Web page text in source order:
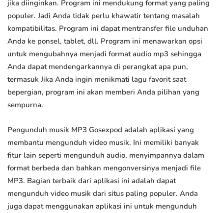
jika diinginkan. Program ini mendukung format yang paling
populer. Jadi Anda tidak perlu khawatir tentang masalah
kompatibilitas. Program ini dapat mentransfer file unduhan
Anda ke ponsel, tablet, dll. Program ini menawarkan opsi
untuk mengubahnya menjadi format audio mp3 sehingga
Anda dapat mendengarkannya di perangkat apa pun,
termasuk Jika Anda ingin menikmati lagu favorit saat
bepergian, program ini akan memberi Anda pilihan yang
sempurna.
Pengunduh musik MP3 Gosexpod adalah aplikasi yang
membantu mengunduh video musik. Ini memiliki banyak
fitur lain seperti mengunduh audio, menyimpannya dalam
format berbeda dan bahkan mengonversinya menjadi file
MP3. Bagian terbaik dari aplikasi ini adalah dapat
mengunduh video musik dari situs paling populer. Anda
juga dapat menggunakan aplikasi ini untuk mengunduh